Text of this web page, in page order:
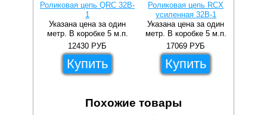
Роликовая цепь QRC 32B-
1
Указана цена за один
метр. В коробке 5 м.п.
12430 РУБ
Купить
Роликовая цепь RCX
усиленная 32B-1
Указана цена за один
метр. В коробке 5 м.п.
17069 РУБ
Купить
Похожие товары